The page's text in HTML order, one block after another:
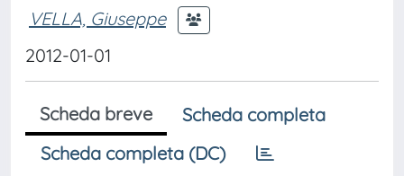
VELLA, Giuseppe
2012-01-01
Scheda breve
Scheda completa
Scheda completa (DC)